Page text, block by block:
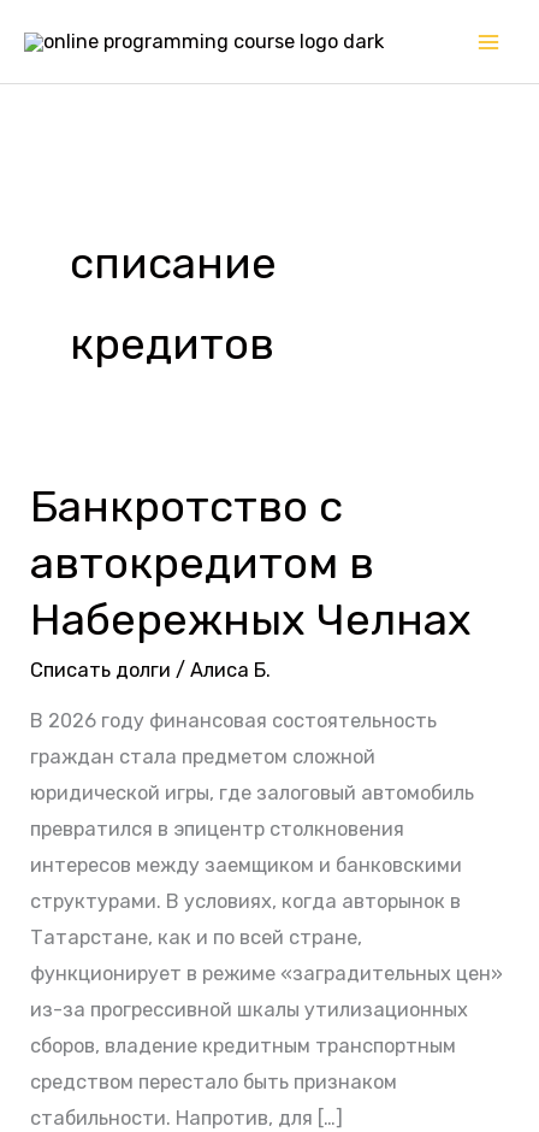
содержимому
списание
кредитов
Банкротство с
автокредитом в
Набережных Челнах
Списать долги /Алиса Б.
В 2026 году финансовая состоятельность
граждан стала предметом сложной
юридической игры, где залоговый автомобиль
превратился в эпицентр столкновения
интересов между заемщиком и банковскими
структурами. В условиях, когда авторынок в
Татарстане, как и по всей стране,
функционирует в режиме «заградительных цен»
из-за прогрессивной шкалы утилизационных
сборов, владение кредитным транспортным
средством перестало быть признаком
стабильности. Напротив, для […]
Банкротство
автокредитом
в
Набережных
Челнах